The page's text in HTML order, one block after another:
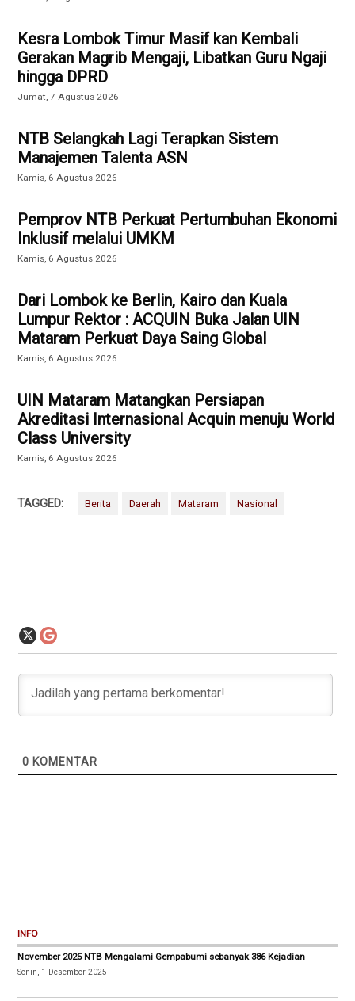
Kesra Lombok Timur Masif kan Kembali
Gerakan Magrib Mengaji, Libatkan Guru Ngaji
hingga DPRD
Jumat, 7 Agustus 2026
NTB Selangkah Lagi Terapkan Sistem
Manajemen Talenta ASN
Kamis, 6 Agustus 2026
Pemprov NTB Perkuat Pertumbuhan Ekonomi
Inklusif melalui UMKM
Kamis, 6 Agustus 2026
Dari Lombok ke Berlin, Kairo dan Kuala
Lumpur Rektor : ACQUIN Buka Jalan UIN
Mataram Perkuat Daya Saing Global
Kamis, 6 Agustus 2026
UIN Mataram Matangkan Persiapan
Akreditasi Internasional Acquin menuju World
Class University
Kamis, 6 Agustus 2026
TAGGED: Berita Daerah Mataram Nasional
0 KOMENTAR
INFO
November 2025 NTB Mengalami Gempabumi sebanyak 386 Kejadian
Senin, 1 Desember 2025